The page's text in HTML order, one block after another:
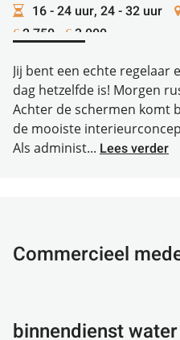
16 - 24 uur, 24 - 32 uur
€ 2.750 - € 3.000
Jij bent een echte regelaar
dag hetzelfde is! Morgen
Achter de schermen komt
de mooiste
Als administ... Lees verder
Commercieel
binnendienst water